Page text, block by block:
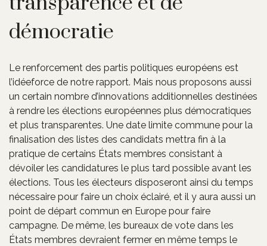
démocratie
Le renforcement des partis politiques européens est
l’idéeforce de notre rapport. Mais nous proposons aussi
un certain nombre d’innovations additionnelles destinées
à rendre les élections européennes plus démocratiques
et plus transparentes. Une date limite commune pour la
finalisation des listes des candidats mettra fin à la
pratique de certains États membres consistant à
dévoiler les candidatures le plus tard possible avant les
élections. Tous les électeurs disposeront ainsi du temps
nécessaire pour faire un choix éclairé, et il y aura aussi un
point de départ commun en Europe pour faire
campagne. De même, les bureaux de vote dans les
États membres devraient fermer en même temps le